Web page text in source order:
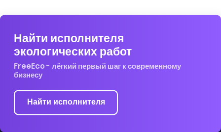
Найти исполнителя
экологических работ
FreeEco - лёгкий первый шаг к современному
бизнесу
Найти исполнителя